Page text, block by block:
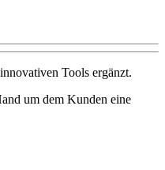
Tools ergänzt.
um dem Kunden eine